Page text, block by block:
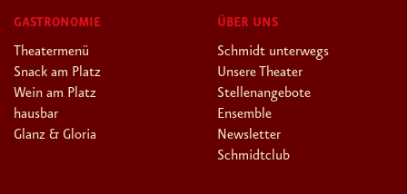
GASTRONOMIE
Theatermenü
Snack am Platz
Wein am Platz
hausbar
Glanz & Gloria
ÜBER UNS
Schmidt unterwegs
Unsere Theater
Stellenangebote
Ensemble
Newsletter
Schmidtclub